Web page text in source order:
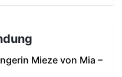
Mieze von Mia –